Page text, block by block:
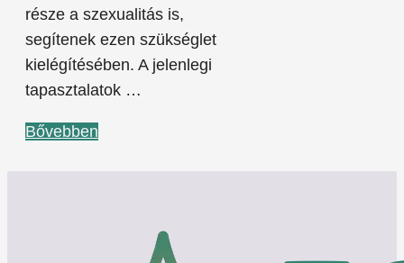
része a szexualitás is,
segítenek ezen szükséglet
kielégítésében. A jelenlegi
tapasztalatok …
Bővebben